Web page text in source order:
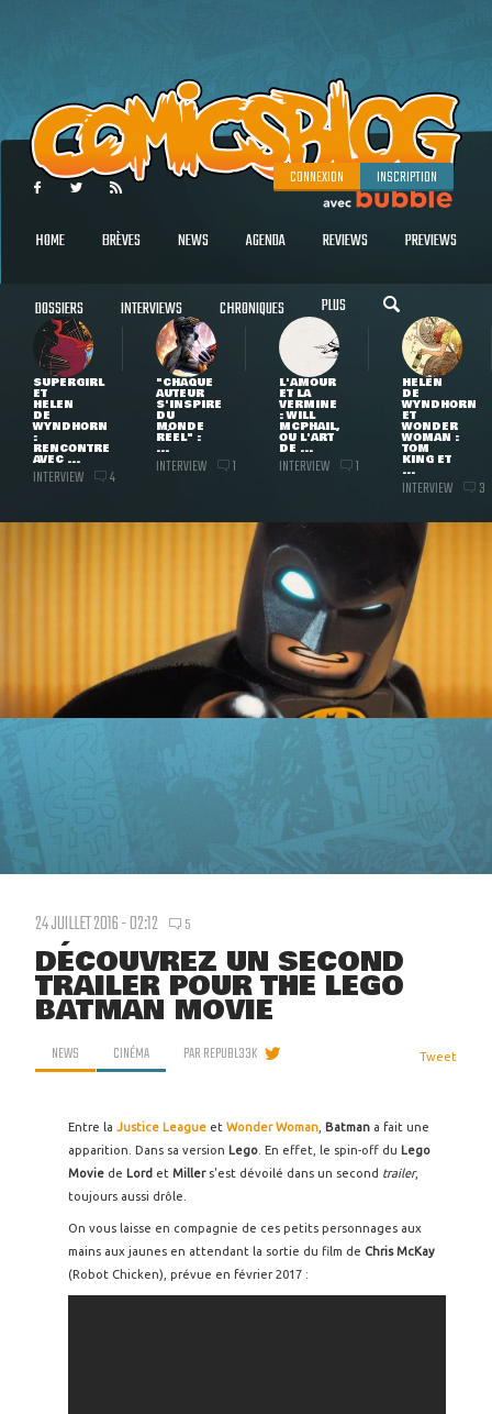
CONNEXION INSCRIPTION
HOME BRÈVES NEWS AGENDA REVIEWS PREVIEWS
DOSSIERS INTERVIEWS CHRONIQUES PLUS
SUPERGIRL
ET
HELEN
DE
WYNDHORN
:
RENCONTRE
AVEC ...
INTERVIEW 4
"CHAQUE
AUTEUR
S'INSPIRE
DU
MONDE
RÉEL" :
...
INTERVIEW 1
L'AMOUR
ET LA
VERMINE
: WILL
MCPHAIL,
OU L'ART
DE ...
INTERVIEW 1
HELEN
DE
WYNDHORN
ET
WONDER
WOMAN :
TOM
KING ET
...
INTERVIEW 3
24 JUILLET 2016 - 02:12 5
DÉCOUVREZ UN SECOND
TRAILER POUR THE LEGO
BATMAN MOVIE
NEWS CINÉMA PARREPUBL33K Tweet
Entre la Justice League et Wonder Woman Batman a fait une
apparition. Dans sa version Lego . En effet, le spin-off du Lego
Movie de Lord et Miller s'est dévoilé dans un second trailer,
toujours aussi drôle.
On vous laisse en compagnie de ces petits personnages aux
mains aux jaunes en attendant la sortie du film de Chris McKay
(Robot Chicken), prévue en février 2017 :